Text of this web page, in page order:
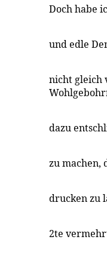
Doch habe
und edle
nicht gleich
dazu
zu machen,
drucken zu
2te